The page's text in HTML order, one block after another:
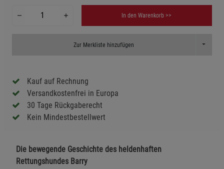
In den Warenkorb >>
Zur Merkliste hinzufügen Toggle
Kauf auf Rechnung
Versandkostenfrei in Europa
30 Tage Rückgaberecht
Kein Mindestbestellwert
Die bewegende Geschichte des heldenhaften
Rettungshundes Barry